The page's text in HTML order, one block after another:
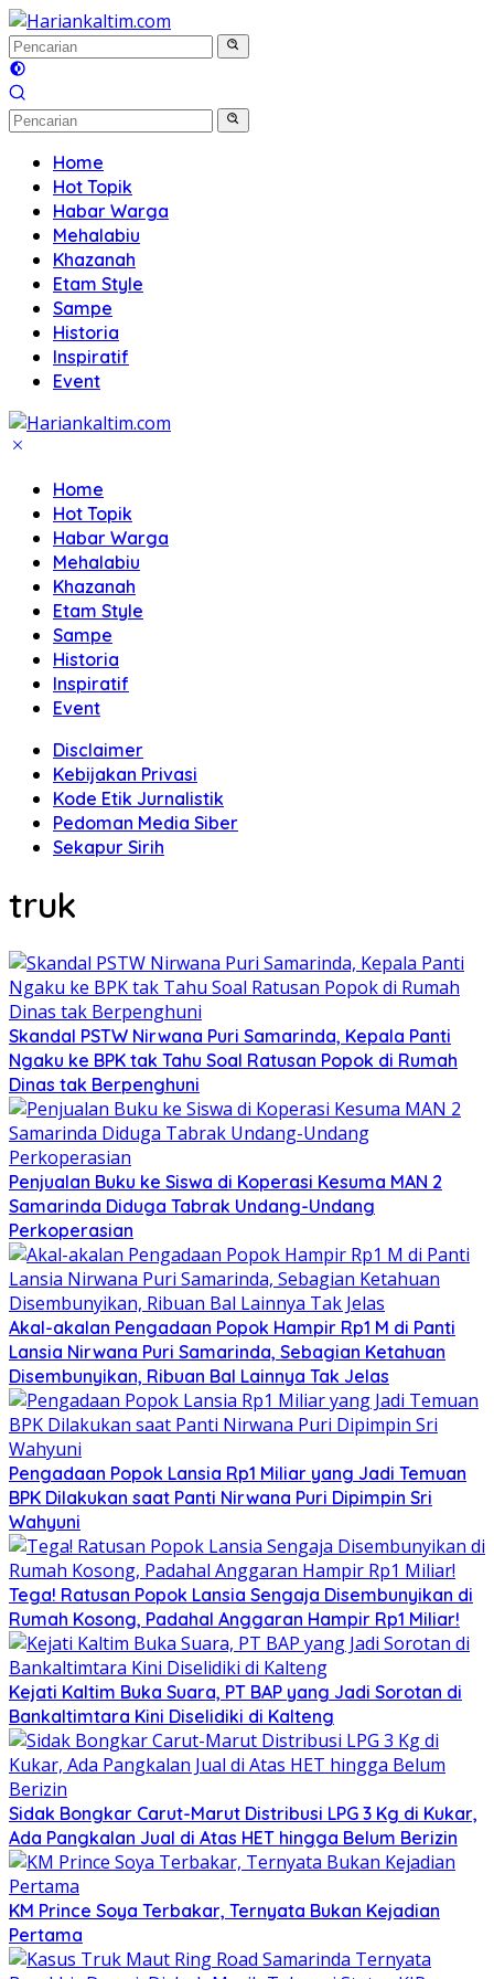
Langsung
ke
konten
Home
Hot Topik
Habar Warga
Mehalabiu
Khazanah
Etam Style
Sampe
Historia
Inspiratif
Event
Home
Hot Topik
Habar Warga
Mehalabiu
Khazanah
Etam Style
Sampe
Historia
Inspiratif
Event
Disclaimer
Kebijakan Privasi
Kode Etik Jurnalistik
Pedoman Media Siber
Sekapur Sirih
truk
Skandal PSTW Nirwana Puri Samarinda, Kepala Panti
Ngaku ke BPK tak Tahu Soal Ratusan Popok di Rumah
Dinas tak Berpenghuni
Penjualan Buku ke Siswa di Koperasi Kesuma MAN 2
Samarinda Diduga Tabrak Undang-Undang
Perkoperasian
Akal-akalan Pengadaan Popok Hampir Rp1 M di Panti
Lansia Nirwana Puri Samarinda, Sebagian Ketahuan
Disembunyikan, Ribuan Bal Lainnya Tak Jelas
Pengadaan Popok Lansia Rp1 Miliar yang Jadi Temuan
BPK Dilakukan saat Panti Nirwana Puri Dipimpin Sri
Wahyuni
Tega! Ratusan Popok Lansia Sengaja Disembunyikan di
Rumah Kosong, Padahal Anggaran Hampir Rp1 Miliar!
Kejati Kaltim Buka Suara, PT BAP yang Jadi Sorotan di
Bankaltimtara Kini Diselidiki di Kalteng
Sidak Bongkar Carut-Marut Distribusi LPG 3 Kg di Kukar,
Ada Pangkalan Jual di Atas HET hingga Belum Berizin
KM Prince Soya Terbakar, Ternyata Bukan Kejadian
Pertama